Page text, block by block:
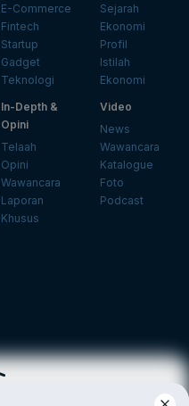
E-Commerce
Fintech
Startup
Gadget
Teknologi
Sejarah
Ekonomi
Profil
Istilah
Ekonomi
In-Depth &
Opini
Telaah
Opini
Wawancara
Laporan
Khusus
Video
News
Wawancara
Katalogue
Foto
Podcast